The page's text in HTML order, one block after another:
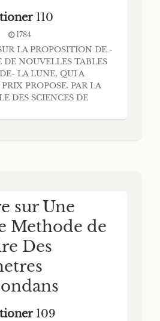
110
1784
LA PROPOSITION DE -
DE NOUVELLES TABLES
LA LUNE, QUI A
PROPOSE. PAR LA
DES SCIENCES DE
Aftronome de
sur Une
Methode de
Des
109